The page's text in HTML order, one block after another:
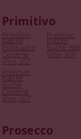
Primitivo
Primitivo,
Italské
Polosuché
Červené
Víno, IGT
Primitivo,
Italské
Suché Bílé
Víno, IGP
Primitivo,
Italské
Suché
Červené
Víno, IGT
Prosecco